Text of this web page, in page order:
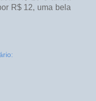
R$ 12, uma bela